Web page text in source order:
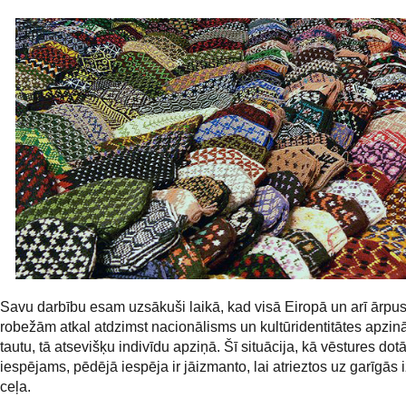
Savu darbību esam uzsākuši laikā, kad visā Eiropā un arī
robežām atkal atdzimst nacionālisms un kultūridentitātes
tautu, tā atsevišķu indivīdu apziņā. Šī situācija, kā vēstures
iespējams, pēdējā iespēja ir jāizmanto, lai atrieztos uz garīgās
ceļa.